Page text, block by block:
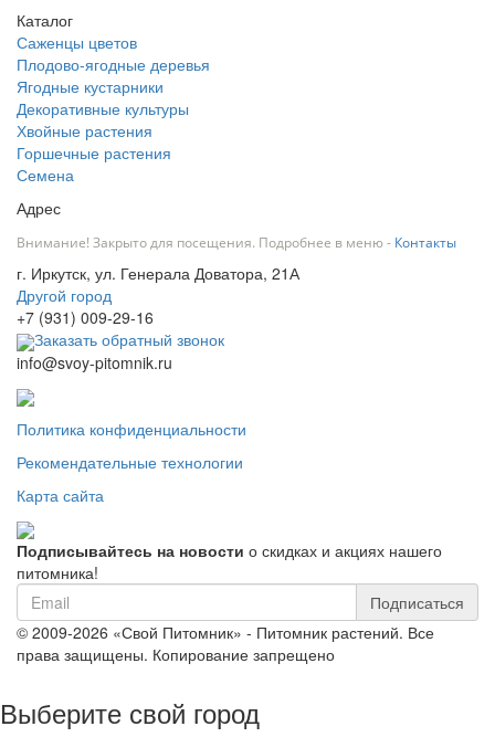
Каталог
Саженцы цветов
Плодово-ягодные деревья
Ягодные кустарники
Декоративные культуры
Хвойные растения
Горшечные растения
Семена
Адрес
Внимание! Закрыто для посещения. Подробнее в меню - Контакты
г. Иркутск, ул. Генерала Доватора, 21А
Другой город
+7 (931) 009-29-16
Заказать обратный звонок
info@svoy-pitomnik.ru
Политика конфиденциальности
Рекомендательные технологии
Карта сайта
Подписывайтесь на новости о скидках и акциях нашего
питомника!
Подписаться
© 2009-2026 «Свой Питомник» - Питомник растений. Все
права защищены. Копирование запрещено
Выберите свой город